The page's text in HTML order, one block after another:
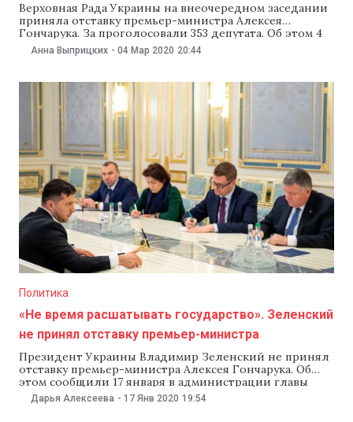
Верховная Рада Украины на внеочередном заседании
приняла отставку премьер-министра Алексея
Гончарука. За проголосовали 353 депутата. Об этом 4
марта сообщило hromadske.ua. «Шесть месяцев —
слишком короткий срок для оценки работы любого
чувствуют в своих платежках. Призываю вас не
сбавлять темп и не
Анна Выприцких - 04 Мар 2020 20:44
Политика
«Не время расшатывать государство». Зеленский
не принял отставку премьер-министра
Президент Украины Владимир Зеленский не принял
отставку премьер-министра Алексея Гончарука. Об
этом сообщили 17 января в администрации главы
государства. Кроме того, Зеленский поручил
правоохранительным органам разобраться, кто
Дарья Алексеева - 17 Янв 2020 19:54